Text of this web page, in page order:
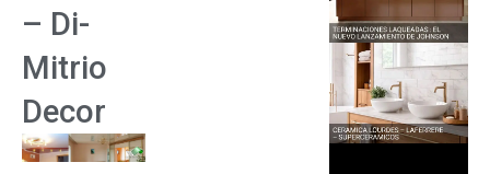
– Di-
Mitrio
Decor